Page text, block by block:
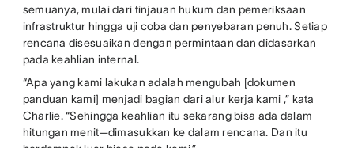
semuanya, mulai dari tinjauan hukum dan pemeriksaan
infrastruktur hingga uji coba dan penyebaran penuh. Setiap
rencana disesuaikan dengan permintaan dan didasarkan
pada keahlian internal.
“Apa yang kami lakukan adalah mengubah [dokumen
panduan kami] menjadi bagian dari alur kerja kami ,” kata
Charlie. “Sehingga keahlian itu sekarang bisa ada dalam
hitungan menit—dimasukkan ke dalam rencana. Dan itu